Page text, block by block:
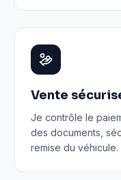
Vente
Je contrôle le
des documents,
remise du véhicule.